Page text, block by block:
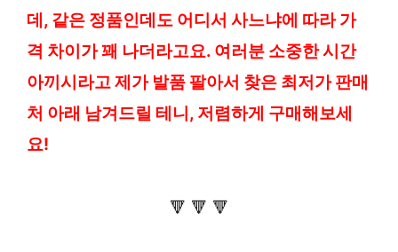
데, 같은 정품인데도 어디서 사느냐에 따라 가
격 차이가 꽤 나더라고요. 여러분 소중한 시간
아끼시라고 제가 발품 팔아서 찾은 최저가 판매
처 아래 남겨드릴 테니, 저렴하게 구매해보세
요!
🔻 🔻 🔻